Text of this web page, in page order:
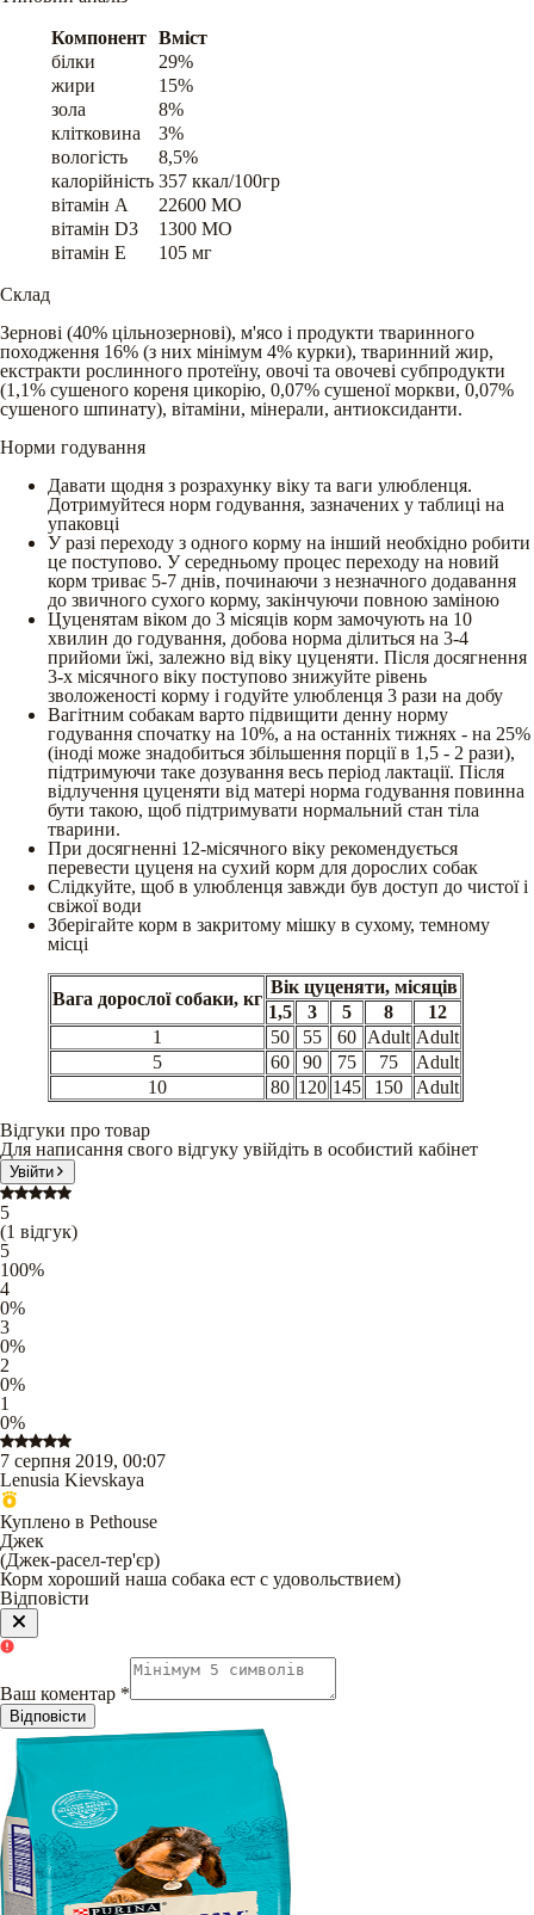
Компонент Вміст
білки
29%
жири
15%
зола
8%
клітковина
3%
вологість
8,5%
калорійність 357 ккал/100гр
вітамін A
22600 МО
вітамін D3
1300 МО
вітамін E
105 мг
Склад
Зернові (40% цільнозернові), м'ясо і продукти тваринного
походження 16% (з них мінімум 4% курки), тваринний жир,
екстракти рослинного протеїну, овочі та овочеві субпродукти
(1,1% сушеного кореня цикорію, 0,07% сушеної моркви, 0,07%
сушеного шпинату), вітаміни, мінерали, антиоксиданти.
Норми годування
Давати щодня з розрахунку віку та ваги улюбленця.
Дотримуйтеся норм годування, зазначених у таблиці на
упаковці
У разі переходу з одного корму на інший необхідно робити
це поступово. У середньому процес переходу на новий
корм триває 5-7 днів, починаючи з незначного додавання
до звичного сухого корму, закінчуючи повною заміною
Цуценятам віком до 3 місяців корм замочують на 10
хвилин до годування, добова норма ділиться на 3-4
прийоми їжі, залежно від віку цуценяти. Після досягнення
3-х місячного віку поступово знижуйте рівень
зволоженості корму і годуйте улюбленця 3 рази на добу
Вагітним собакам варто підвищити денну норму
годування спочатку на 10%, а на останніх тижнях - на 25%
(іноді може знадобиться збільшення порції в 1,5 - 2 рази),
підтримуючи таке дозування весь період лактації. Після
відлучення цуценяти від матері норма годування повинна
бути такою, щоб підтримувати нормальний стан тіла
тварини.
При досягненні 12-місячного віку рекомендується
перевести цуценя на сухий корм для дорослих собак
Слідкуйте, щоб в улюбленця завжди був доступ до чистої і
свіжої води
Зберігайте корм в закритому мішку в сухому, темному
місці
Вага дорослої собаки, кг
Вік цуценяти, місяців
1,5
3 5 8
12
1
50 55 60 Adult Adult
5
60 90 75 75
Adult
10
80 120 145 150 Adult
Відгуки про товар
Для написання свого відгуку увійдіть в особистий кабінет
Увійти
5
(1 відгук)
5
100%
4
0%
3
0%
2
0%
1
0%
7 серпня 2019, 00:07
Lenusia Kievskaya
Куплено в Pethouse
Джек
(Джек-расел-тер'єр)
Корм хороший наша собака ест с удовольствием)
Відповісти
Ваш коментар *
Відповісти